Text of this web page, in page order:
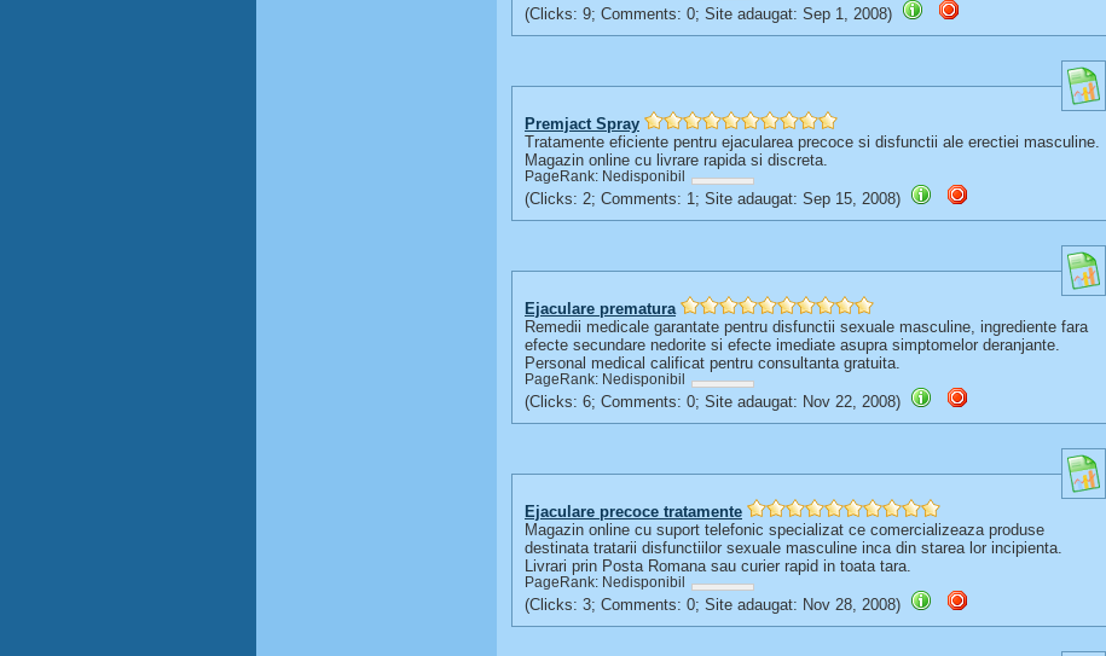
(Clicks: 9; Comments: 0; Site adaugat: Sep 1, 2008)
Premjact Spray
Tratamente eficiente pentru ejacularea precoce si disfunctii ale erectiei masculine.
Magazin online cu livrare rapida si discreta.
PageRank: Nedisponibil
(Clicks: 2; Comments: 1; Site adaugat: Sep 15, 2008)
Ejaculare prematura
Remedii medicale garantate pentru disfunctii sexuale masculine, ingrediente fara
efecte secundare nedorite si efecte imediate asupra simptomelor deranjante.
Personal medical calificat pentru consultanta gratuita.
PageRank: Nedisponibil
(Clicks: 6; Comments: 0; Site adaugat: Nov 22, 2008)
Ejaculare precoce tratamente
Magazin online cu suport telefonic specializat ce comercializeaza produse
destinata tratarii disfunctiilor sexuale masculine inca din starea lor incipienta.
Livrari prin Posta Romana sau curier rapid in toata tara.
PageRank: Nedisponibil
(Clicks: 3; Comments: 0; Site adaugat: Nov 28, 2008)